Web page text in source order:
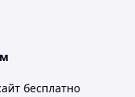
бесплатно